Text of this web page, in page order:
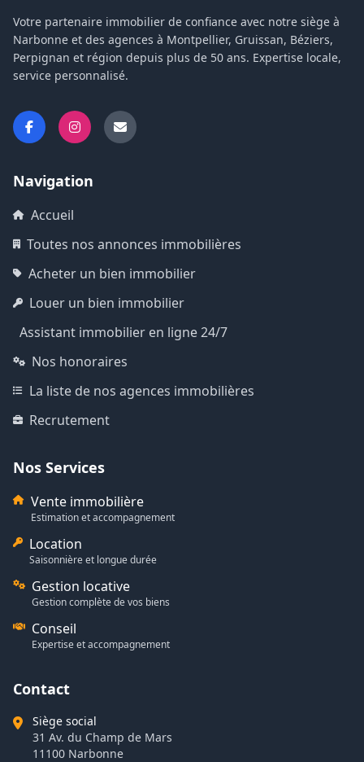
Votre partenaire immobilier de confiance avec notre siège à
Narbonne et des agences à Montpellier, Gruissan, Béziers,
Perpignan et région depuis plus de 50 ans. Expertise locale,
service personnalisé.
Navigation
Accueil
Toutes nos annonces immobilières
Acheter un bien immobilier
Louer un bien immobilier
Assistant immobilier en ligne 24/7
Nos honoraires
La liste de nos agences immobilières
Recrutement
Nos Services
Vente immobilière
Estimation et accompagnement
Location
Saisonnière et longue durée
Gestion locative
Gestion complète de vos biens
Conseil
Expertise et accompagnement
Contact
Siège social
31 Av. du Champ de Mars
11100 Narbonne